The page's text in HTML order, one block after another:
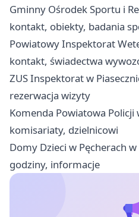
Gminny Ośrodek Sportu i
kontakt, obiekty, badania
Powiatowy Inspektorat
kontakt, świadectwa
ZUS Inspektorat w
rezerwacja wizyty
Komenda Powiatowa Policji
komisariaty, dzielnicowi
Domy Dzieci w Pęcherach
godziny, informacje